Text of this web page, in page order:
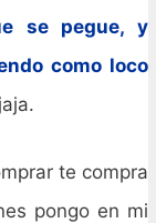
se pegue, y
como loco
te compra
pongo en mi